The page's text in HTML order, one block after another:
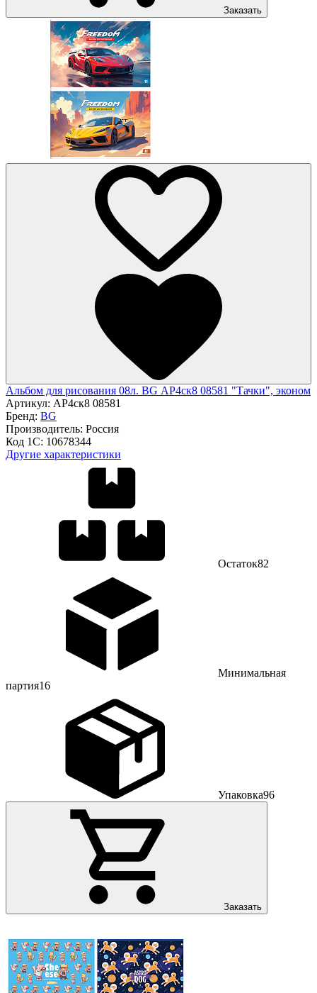
Заказать
Альбом для рисования 08л. BG АР4ск8 08581 "Тачки", эконом
Артикул: АР4ск8 08581
Бренд: BG
Производитель: Россия
Код 1С: 10678344
Другие характеристики
Остаток82
Минимальная
партия16
Упаковка96
Заказать